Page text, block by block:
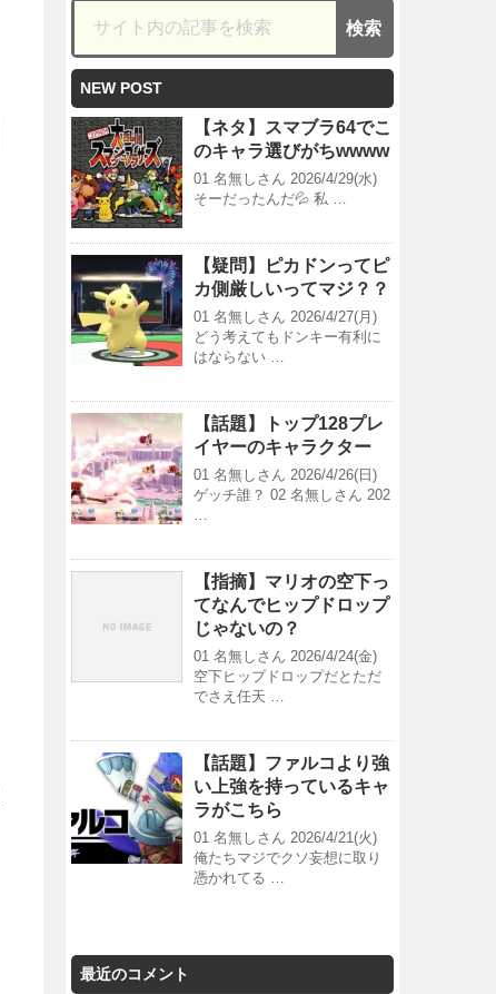
NEW POST
【ネタ】スマブラ64でこ
のキャラ選びがちwwww
01 名無しさん 2026/4/29(水)
そーだったんだ💦 私 …
【疑問】ピカドンってピ
カ側厳しいってマジ？？
01 名無しさん 2026/4/27(月)
どう考えてもドンキー有利に
はならない …
【話題】トップ128プレ
イヤーのキャラクター
01 名無しさん 2026/4/26(日)
ゲッチ誰？ 02 名無しさん 202
…
【指摘】マリオの空下っ
てなんでヒップドロップ
じゃないの？
01 名無しさん 2026/4/24(金)
空下ヒップドロップだとただ
でさえ任天 …
【話題】ファルコより強
い上強を持っているキャ
ラがこちら
01 名無しさん 2026/4/21(火)
俺たちマジでクソ妄想に取り
憑かれてる …
最近のコメント